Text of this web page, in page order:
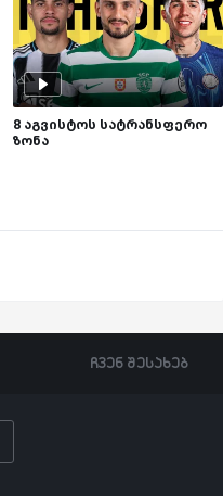
8 აგვისტოს სატრანსფერო
ზონა
ჩვენ შესახებ